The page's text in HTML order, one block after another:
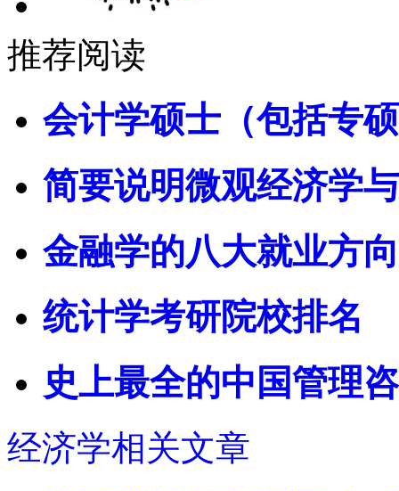
推荐阅读
会计学硕士（包括专
简要说明微观经济学
金融学的八大就业方
统计学考研院校排名
史上最全的中国管理
经济学相关文章